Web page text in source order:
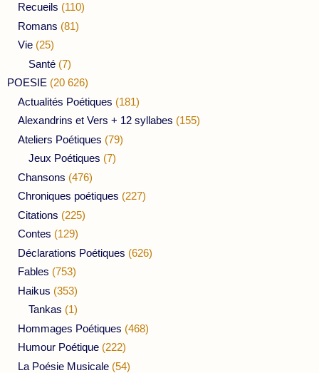
Recueils (110)
Romans (81)
Vie (25)
Santé (7)
POESIE (20 626)
Actualités Poétiques (181)
Alexandrins et Vers + 12 syllabes (155)
Ateliers Poétiques (79)
Jeux Poétiques (7)
Chansons (476)
Chroniques poétiques (227)
Citations (225)
Contes (129)
Déclarations Poétiques (626)
Fables (753)
Haikus (353)
Tankas (1)
Hommages Poétiques (468)
Humour Poétique (222)
La Poésie Musicale (54)